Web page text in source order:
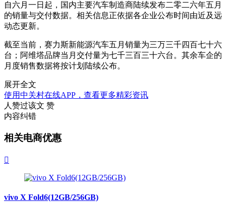
自六月一日起，国内主要汽车制造商陆续发布二零二六年五月
的销量与交付数据。相关信息正依据各企业公布时间由近及远
动态更新。
截至当前，赛力斯新能源汽车五月销量为三万三千四百七十六
台；阿维塔品牌当月交付量为七千三百三十六台。其余车企的
月度销售数据将按计划陆续公布。
展开全文
使用中关村在线APP，查看更多精彩资讯
人赞过该文 赞
内容纠错
相关电商优惠

vivo X Fold6(12GB/256GB)